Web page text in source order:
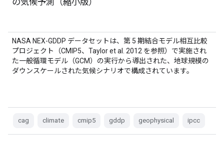
NASA NEX-GDDP データセットは、第 5 期結合モデル相互比較
プロジェクト（CMIP5、Taylor et al. 2012 を参照）で実施され
た一般循環モデル（GCM）の実行から導出された、地球規模の
ダウンスケールされた気候シナリオで構成されています。
cag climate cmip5 gddp geophysical ipcc